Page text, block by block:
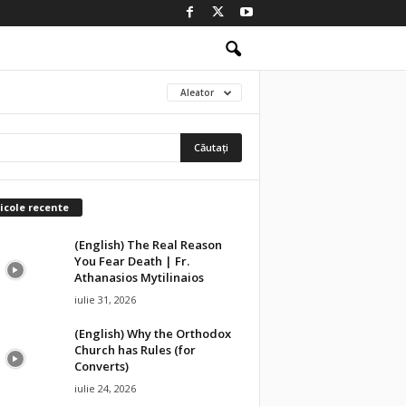
Aleator
recente
(English) The Real Reason
You Fear Death | Fr.
Athanasios Mytilinaios
iulie 31, 2026
(English) Why the Orthodox
Church has Rules (for
Converts)
iulie 24, 2026